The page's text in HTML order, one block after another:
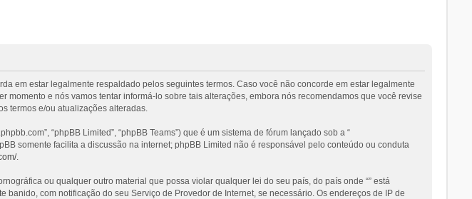
em estar legalmente respaldado pelos seguintes termos. Caso você não concorde em estar legalmente
e nós vamos tentar informá-lo sobre tais alterações, embora nós recomendamos que você revise
termos e/ou atualizações alteradas.
“phpBB Limited”, “phpBB Teams”) que é um sistema de fórum lançado sob a “
somente facilita a discussão na internet; phpBB Limited não é responsável pelo conteúdo ou conduta
.
ou qualquer outro material que possa violar qualquer lei do seu país, do país onde “” está
com notificação do seu Serviço de Provedor de Internet, se necessário. Os endereços de IP de